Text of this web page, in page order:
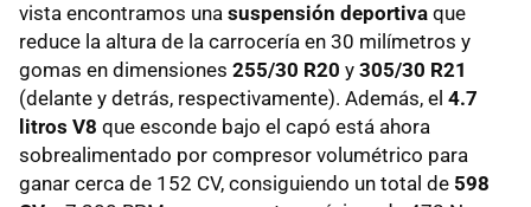
vista encontramos una suspensión deportiva que
reduce la altura de la carrocería en 30 milímetros y
gomas en dimensiones 255/30 R20 y 305/30 R21
(delante y detrás, respectivamente). Además, el 4.7
litros V8 que esconde bajo el capó está ahora
sobrealimentado por compresor volumétrico para
ganar cerca de 152 CV, consiguiendo un total de 598